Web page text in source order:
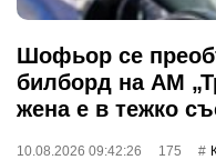
Шофьор се
билборд на АМ
жена е в тежко
10.08.2026 09:42:26 175